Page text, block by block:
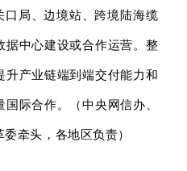
口局、边境站、跨境陆海缆
据中心建设或合作运营。整
升产业链端到端交付能力和
际合作。（中央网信办、
牵头，各地区负责）